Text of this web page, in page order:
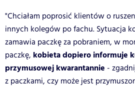
"Chciałam poprosić klientów o
innych kolegów po fachu. Sytuacja
zamawia paczkę za pobraniem, w
paczkę, kobieta dopiero informuje
przymusowej kwarantannie -
z paczkami, czy może jest